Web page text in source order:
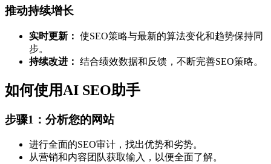
推动持续增长
实时更新： 使SEO策略与最新的算法变化和趋势保持同
步。
持续改进： 结合绩效数据和反馈，不断完善SEO策略。
如何使用AI SEO助手
步骤1：分析您的网站
进行全面的SEO审计，找出优势和劣势。
从营销和内容团队获取输入，以便全面了解。